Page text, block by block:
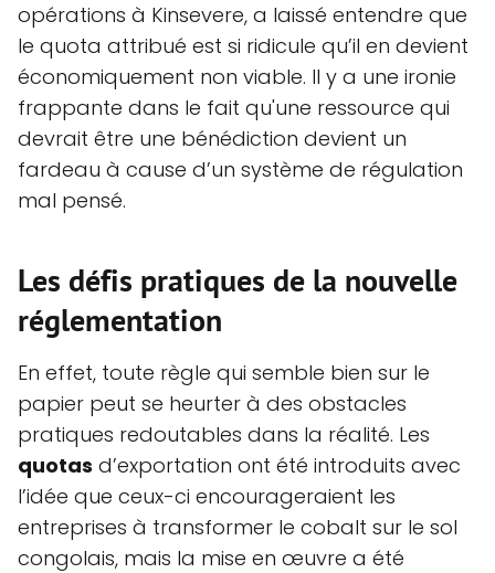
opérations à Kinsevere, a laissé entendre que
le quota attribué est si ridicule qu’il en devient
économiquement non viable. Il y a une ironie
frappante dans le fait qu'une ressource qui
devrait être une bénédiction devient un
fardeau à cause d’un système de régulation
mal pensé.
Les défis pratiques de la nouvelle
réglementation
En effet, toute règle qui semble bien sur le
papier peut se heurter à des obstacles
pratiques redoutables dans la réalité. Les
quotas d’exportation ont été introduits avec
l’idée que ceux-ci encourageraient les
entreprises à transformer le cobalt sur le sol
congolais, mais la mise en œuvre a été